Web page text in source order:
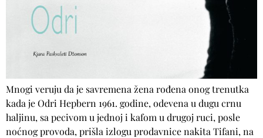
Mnogi veruju da je savremena žena rođena onog trenutka
kada je Odri Hepbern 1961. godine, odevena u dugu crnu
haljinu, sa pecivom u jednoj i kafom u drugoj ruci, posle
noćnog provoda, prišla izlogu prodavnice nakita Tifani, na